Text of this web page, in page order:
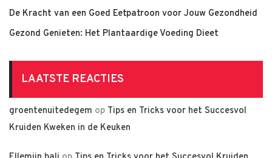
De Kracht van een Goed Eetpatroon voor Jouw Gezondheid
Gezond Genieten: Het Plantaardige Voeding Dieet
LAATSTE REACTIES
groentenuitedegem op Tips en Tricks voor het Succesvol
Kruiden Kweken in de Keuken